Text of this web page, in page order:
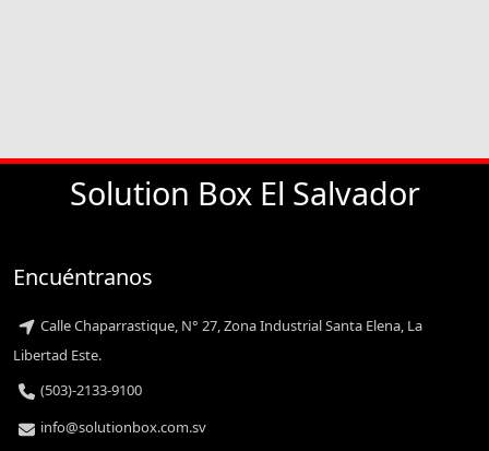
Solution Box El Salvador
Encuéntranos
Calle Chaparrastique, N° 27, Zona Industrial Santa Elena, La
Libertad Este.
(503)-2133-9100
info@solutionbox.com.sv